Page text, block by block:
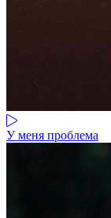
У меня проблема